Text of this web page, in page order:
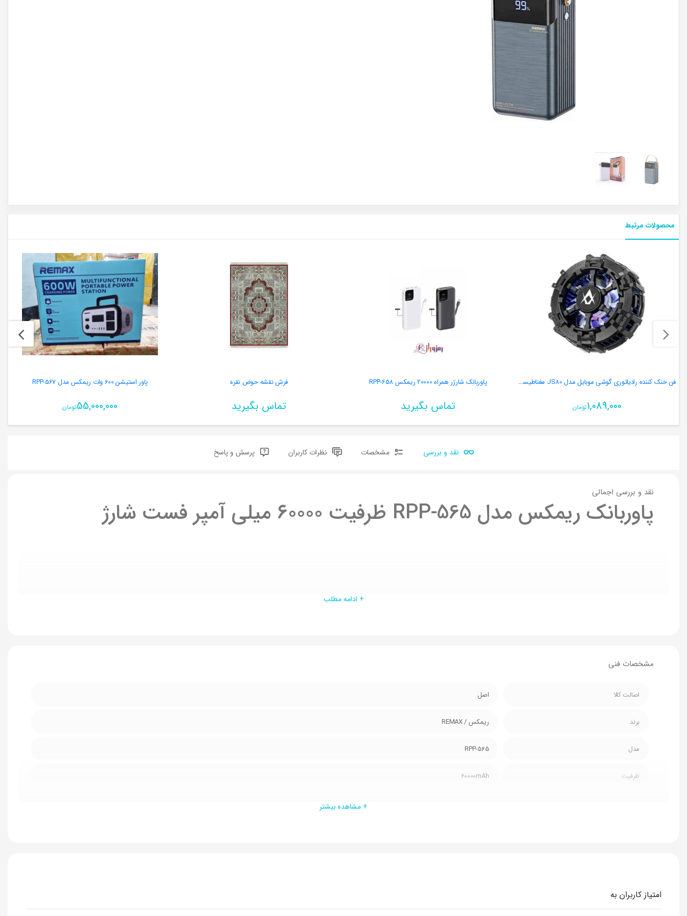
محصولات مرتبط
فن خنک کننده رادیاتوری گوشی موبایل مدل JS80 مغناطیسی و گیره دار
1,089,000تومان
پاوربانک شارژر همراه 20000 ریمکس RPP-658
تماس بگیرید
فرش نقشه حوض نقره
تماس بگیرید
پاور استیشن 600 وات ریمکس مدل RPP-567
55,000,000تومان
نقد و بررسی مشخصات نظرات کاربران پرسش و پاسخ
نقد و بررسی اجمالی
پاوربانک ریمکس مدل RPP-565 ظرفیت ۶۰۰۰۰ میلی آمپر فست شارژ
+ ادامه مطلب
مشخصات فنی
اصالت کالا اصل
برند ریمکس / REMAX
مدل RPP-565
ظرفیت 60000mAh
+ مشاهده بیشتر
امتیاز کاربران به